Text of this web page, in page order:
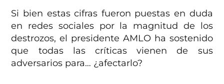
Si bien estas cifras fueron puestas en duda
en redes sociales por la magnitud de los
destrozos, el presidente AMLO ha sostenido
que todas las críticas vienen de sus
adversarios para… ¿afectarlo?